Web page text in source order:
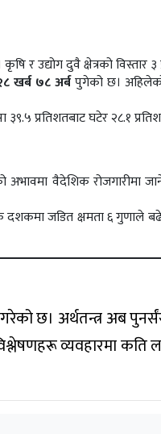
र उद्योग दुवै क्षेत्रको विस्तार
खर्ब ७८ अर्बपुगेको छ।
प्रतिशतबाट घटेर २८.१
अभावमा वैदेशिक रोजगारीमा
दशकमा जडित क्षमता ६ गुणाले
गरेको छ। अर्थतन्त्र अब
व्यवहारमा